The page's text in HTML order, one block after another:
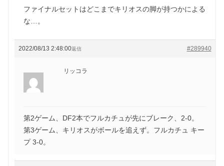
ファイナルセットはどこまでキリオスの脚が持つかによる
な…。
2022/08/13 2:48:00 #289940
返信
リッコラ
第2ゲーム、DF2本でフルカチュが先にブレーク、2-0。
第3ゲーム、キリオスがボールを追えず。フルカチュ キー
プ 3-0。